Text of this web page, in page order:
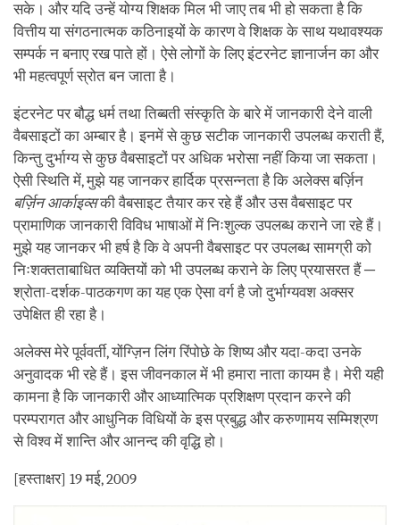
सके। और यदि उन्हें योग्य शिक्षक मिल भी जाए तब भी हो सकता है कि
वित्तीय या संगठनात्मक कठिनाइयों के कारण वे शिक्षक के साथ यथावश्यक
सम्पर्क न बनाए रख पाते हों। ऐसे लोगों के लिए इंटरनेट ज्ञानार्जन का और
भी महत्वपूर्ण स्रोत बन जाता है।
इंटरनेट पर बौद्ध धर्म तथा तिब्बती संस्कृति के बारे में जानकारी देने वाली
वैबसाइटों का अम्बार है। इनमें से कुछ सटीक जानकारी उपलब्ध कराती हैं,
किन्तु दुर्भाग्य से कुछ वैबसाइटों पर अधिक भरोसा नहीं किया जा सकता।
ऐसी स्थिति में, मुझे यह जानकर हार्दिक प्रसन्नता है कि अलेक्स बर्ज़िन
बर्ज़िन आर्काइव्सकी वैबसाइट तैयार कर रहे हैं और उस वैबसाइट पर
प्रामाणिक जानकारी विविध भाषाओं में निःशुल्क उपलब्ध कराने जा रहे हैं।
मुझे यह जानकर भी हर्ष है कि वे अपनी वैबसाइट पर उपलब्ध सामग्री को
निःशक्तताबाधित व्यक्तियों को भी उपलब्ध कराने के लिए प्रयासरत हैं ─
श्रोता-दर्शक-पाठकगण का यह एक ऐसा वर्ग है जो दुर्भाग्यवश अक्सर
उपेक्षित ही रहा है।
अलेक्स मेरे पूर्ववर्ती, योंग्ज़िन लिंग रिंपोछे के शिष्य और यदा-कदा उनके
अनुवादक भी रहे हैं। इस जीवनकाल में भी हमारा नाता कायम है। मेरी यही
कामना है कि जानकारी और आध्यात्मिक प्रशिक्षण प्रदान करने की
परम्परागत और आधुनिक विधियों के इस प्रबुद्ध और करुणामय सम्मिश्रण
से विश्व में शान्ति और आनन्द की वृद्धि हो।
[हस्ताक्षर] 19 मई, 2009